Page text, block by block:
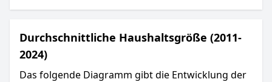
Durchschnittliche Haushaltsgröße (2011-
2024)
Das folgende Diagramm gibt die Entwicklung der